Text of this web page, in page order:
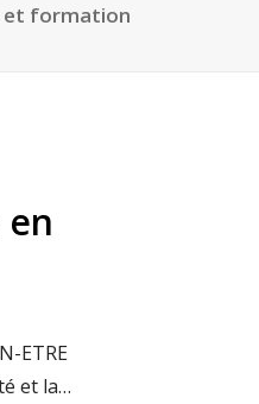
et formation
ETRE
et la…